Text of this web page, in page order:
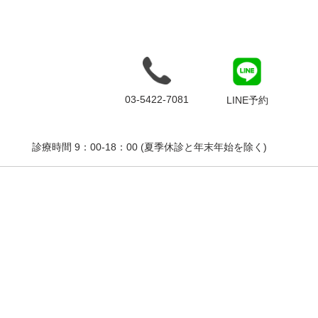
03-5422-7081 LINE予約
診療時間 9：00-18：00 (夏季休診と年末年始を除く)